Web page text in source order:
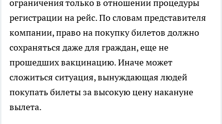
ограничения только в отношении процедуры
регистрации на рейс. По словам представителя
компании, право на покупку билетов должно
сохраняться даже для граждан, еще не
прошедших вакцинацию. Иначе может
сложиться ситуация, вынуждающая людей
покупать билеты за высокую цену накануне
вылета.